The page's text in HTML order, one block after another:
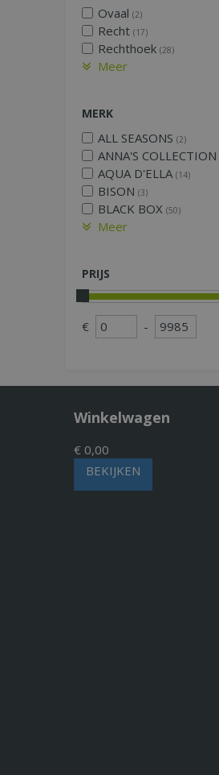
Ovaal (2)
Recht (17)
Rechthoek (28)
Meer
MERK
ALL SEASONS (2)
ANNA'S COLLECTION
AQUA D'ELLA (14)
BISON (3)
BLACK BOX (50)
Meer
PRIJS
€ -
Winkelwagen
€ 0,00
BEKIJKEN